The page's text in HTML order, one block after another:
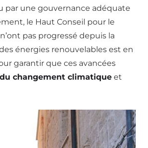
par une gouvernance adéquate
le Haut Conseil pour le
pas progressé depuis la
énergies renouvelables est en
garantir que ces avancées
changement climatique et